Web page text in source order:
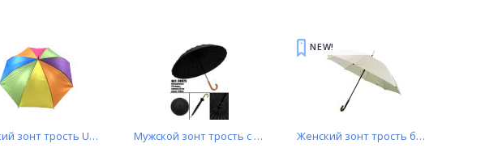
Детский зонт трость Universal арт. А422 радуга Мужской зонт трость c деревянной ручкой крючок арт. D0029
NEW!
Женский зонт трость белый (108)